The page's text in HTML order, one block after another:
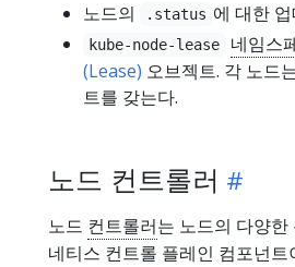
노드의
.status 에 대한
kube-node-lease 네임스
(Lease) 오브젝트. 각 노드
트를 갖는다.
노드 컨트롤러
노드 컨트롤러는 노드의 다양한
네티스 컨트롤 플레인 컴포넌트